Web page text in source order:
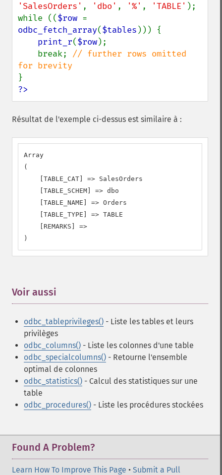
'SalesOrders' , 'dbo' , '%' , 'TABLE' );
while (($row
odbc_fetch_array($tables ))) {
print_r($row);
    break;
// further rows omitted
?>
Résultat de l'exemple ci-dessus est similaire à :
Array
(
    [TABLE_CAT] => SalesOrders
    [TABLE_SCHEM] => dbo
    [TABLE_NAME] => Orders
    [TABLE_TYPE] => TABLE
    [REMARKS] =>
)
Voir aussi
odbc_tableprivileges() - Liste les tables et leurs
privilèges
odbc_columns() - Liste les colonnes d'une table
odbc_specialcolumns() - Retourne l'ensemble
optimal de colonnes
odbc_statistics() - Calcul des statistiques sur une
table
odbc_procedures() - Liste les procédures stockées
Found A Problem?
Learn How To Improve This Page • Submit a Pull